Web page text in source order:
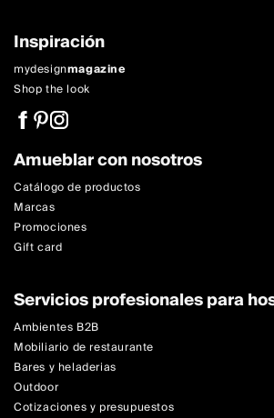
Inspiración
mydesignmagazine
Shop the look
Amueblar con nosotros
Catálogo de productos
Marcas
Promociones
Gift card
Servicios profesionales para
Ambientes B2B
Mobiliario de restaurante
Bares y heladerias
Outdoor
Cotizaciones y presupuestos